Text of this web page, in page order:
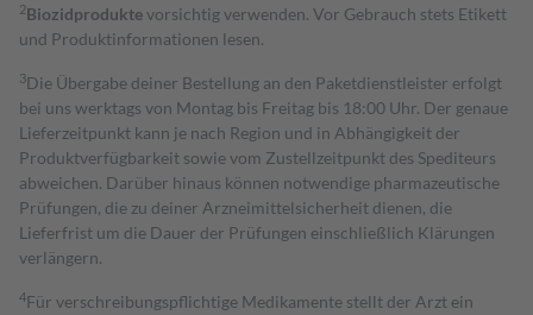
2Biozidproduktevorsichtig verwenden. Vor Gebrauch stets Etikett
und Produktinformationen lesen.
3Die Übergabe deiner Bestellung an den Paketdienstleister erfolgt
bei uns werktags von Montag bis Freitag bis 18:00 Uhr. Der genaue
Lieferzeitpunkt kann je nach Region und in Abhängigkeit der
Produktverfügbarkeit sowie vom Zustellzeitpunkt des Spediteurs
abweichen. Darüber hinaus können notwendige pharmazeutische
Prüfungen, die zu deiner Arzneimittelsicherheit dienen, die
Lieferfrist um die Dauer der Prüfungen einschließlich Klärungen
verlängern.
4Für verschreibungspflichtige Medikamente stellt der Arzt ein